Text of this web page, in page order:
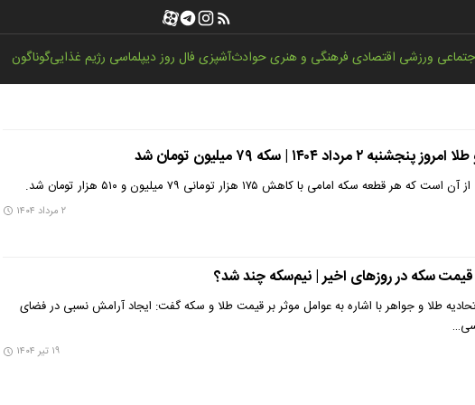
ورزشی اقتصادیفرهنگی و هنریحوادثآشپزیفال روزدیپلماسی رژیم غذاییگوناگون
۲ مرداد ۱۴۰۴ | سکه ۷۹ میلیون تومان شد
قطعه سکه امامی با کاهش ۱۷۵ هزار تومانی ۷۹ میلیون و ۵۱۰ هزار تومان شد.
۲ مرداد ۱۴۰۴
سکه در روزهای اخیر | نیم‌سکه چند شد؟
طلا و جواهر با اشاره به عوامل موثر بر قیمت طلا و سکه گفت: ایجاد آرامش نسبی در فضای
۱۹ تیر ۱۴۰۴